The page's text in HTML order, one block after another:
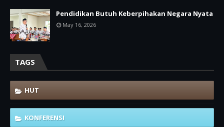
Pendidikan Butuh Keberpihakan Negara Nyata
May 16, 2026
TAGS
HUT
KONFERENSI